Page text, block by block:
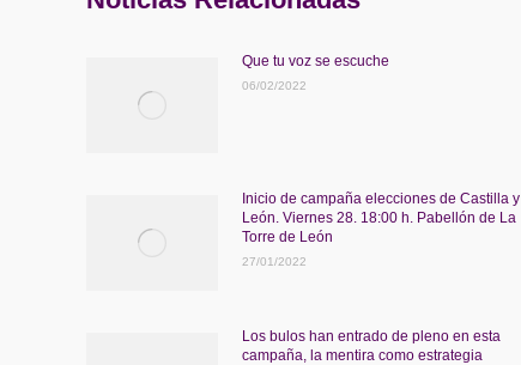
Que tu voz se escuche
06/02/2022
Inicio de campaña elecciones de Castilla y
León. Viernes 28. 18:00 h. Pabellón de La
Torre de León
27/01/2022
Los bulos han entrado de pleno en esta
campaña, la mentira como estrategia